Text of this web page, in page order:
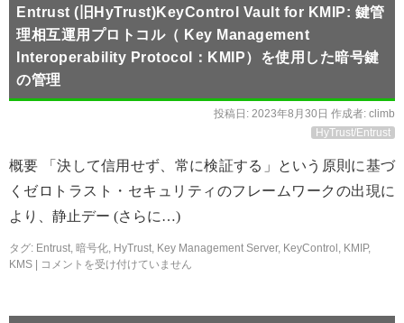
Entrust (旧HyTrust)KeyControl Vault for KMIP: 鍵管
理相互運用プロトコル（ Key Management
Interoperability Protocol：KMIP）を使用した暗号鍵
の管理
投稿日: 2023年8月30日 作成者: climb
HyTrust/Entrust
概要 「決して信用せず、常に検証する」という原則に基づ
くゼロトラスト・セキュリティのフレームワークの出現に
より、静止デー (さらに…)
タグ: Entrust, 暗号化, HyTrust, Key Management Server, KeyControl , KMIP,
KMS
コメントを受け付けていません